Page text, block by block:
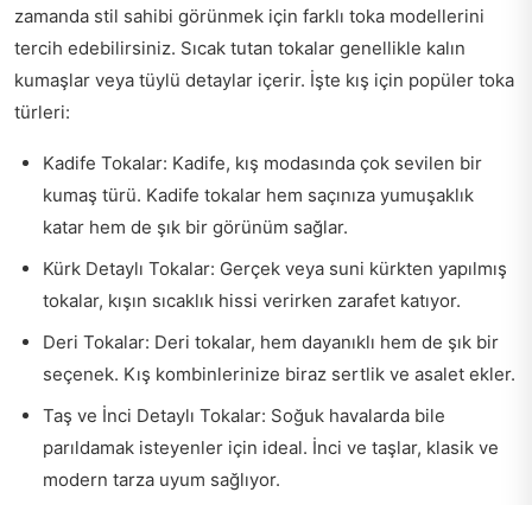
zamanda stil sahibi görünmek için farklı toka modellerini
tercih edebilirsiniz. Sıcak tutan tokalar genellikle kalın
kumaşlar veya tüylü detaylar içerir. İşte kış için popüler toka
türleri:
Kadife Tokalar: Kadife, kış modasında çok sevilen bir
kumaş türü. Kadife tokalar hem saçınıza yumuşaklık
katar hem de şık bir görünüm sağlar.
Kürk Detaylı Tokalar: Gerçek veya suni kürkten yapılmış
tokalar, kışın sıcaklık hissi verirken zarafet katıyor.
Deri Tokalar: Deri tokalar, hem dayanıklı hem de şık bir
seçenek. Kış kombinlerinize biraz sertlik ve asalet ekler.
Taş ve İnci Detaylı Tokalar: Soğuk havalarda bile
parıldamak isteyenler için ideal. İnci ve taşlar, klasik ve
modern tarza uyum sağlıyor.